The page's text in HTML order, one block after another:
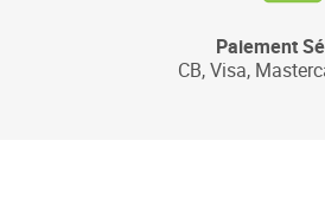
Paiement
CB, Visa,